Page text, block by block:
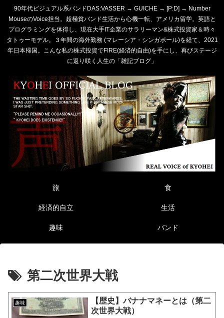
90年代ビジュアル系バンドDAS:VASSER → GUICHE → [P:D] → Number
MouseのVoice担当。超極貧バンド生活から心機一転、アメリカ留学。英語と
プログラミングを体得し、現在大手IT企業のサラリーマン&株式投資家＆時々
タトゥーモデル。３年間の海外勤務 (マレーシア・シンガポール)を経て、2021
年日本帰国。こんな私の株式投資でFIRE(経済的自由)を手にし、再びステージ
に返り咲く人生の「雑記ブログ」
旅 食
経済的自立 生活
趣味 バンド
第二次世界大戦
趣味
【歴史】バナナマネーとは（第二
次世界大戦）